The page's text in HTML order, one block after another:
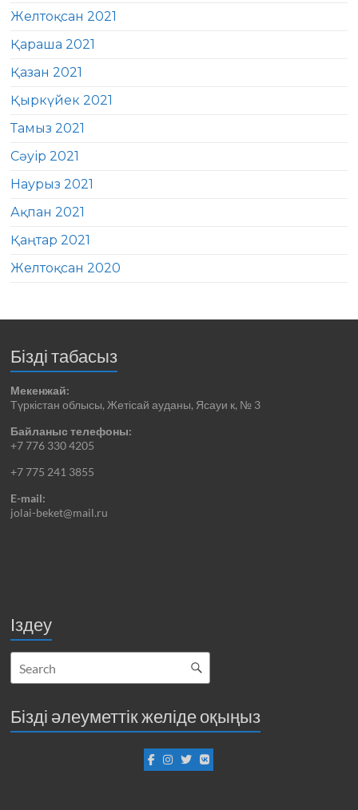
Желтоқсан 2021
Қараша 2021
Қазан 2021
Қыркүйек 2021
Тамыз 2021
Сәуір 2021
Наурыз 2021
Ақпан 2021
Қаңтар 2021
Желтоқсан 2020
Бізді табасыз
Мекенжай:
Түркістан облысы, Жетісай ауданы, Ясауи к, № 3
Байланыс телефоны:
+7 776 330 4205
+7 775 241 3855
E-mail:
jolai-beket@mail.ru
Іздеу
Бізді әлеуметтік желіде оқыңыз